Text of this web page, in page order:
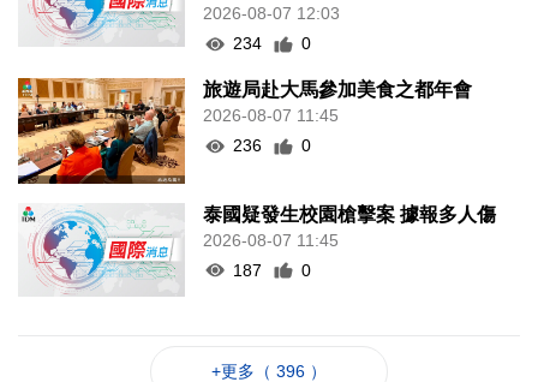
2026-08-07 12:03
234
0
旅遊局赴大馬參加美食之都年會
2026-08-07 11:45
236
0
泰國疑發生校園槍擊案 據報多人傷
2026-08-07 11:45
187
0
+更多（ 396 ）